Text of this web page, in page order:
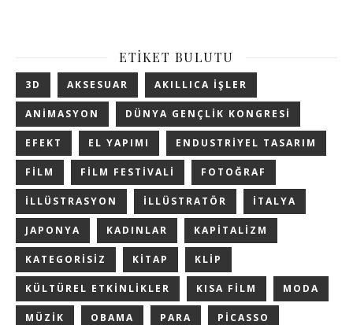
ETIKET BULUTU
3D AKSESUAR AKILLICA IŞLER
ANIMASYON DÜNYA GENÇLIK KONGRESI
EFEKT EL YAPIMI ENDUSTRIYEL TASARIM
FILM FILM FESTIVALI FOTOĞRAF
ILLÜSTRASYON ILLÜSTRATÖR ITALYA
JAPONYA KADINLAR KAPITALIZM
KATEGORISIZ KITAP KLIP
KÜLTÜREL ETKINLIKLER KISA FILM MODA
MÜZIK OBAMA PARA PICASSO